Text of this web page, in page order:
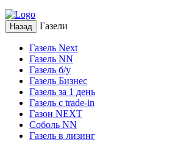
Назад Газели
Газель Next
Газель NN
Газель б/у
Газель Бизнес
Газель за 1 день
Газель с trade-in
Газон NEXT
Соболь NN
Газель в лизинг